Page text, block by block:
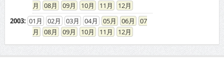
08
09 10 11
12
2003: 01 02 03 04 05 06
07
08
09 10 11 12